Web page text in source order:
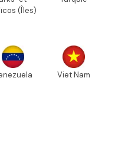
(Îles)
Viet Nam